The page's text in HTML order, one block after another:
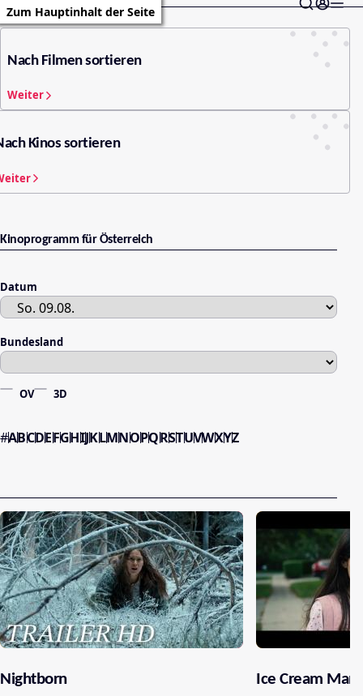
Zum Hauptinhalt der Seite
Nach Filmen sortieren
Weiter
Kinos sortieren
Kinoprogramm für Österreich
Datum
Bundesland
OV 3D
#ABCDEFGHIJKLMNOPQRSTUVWXYZ
Nightborn Ice Cream Man